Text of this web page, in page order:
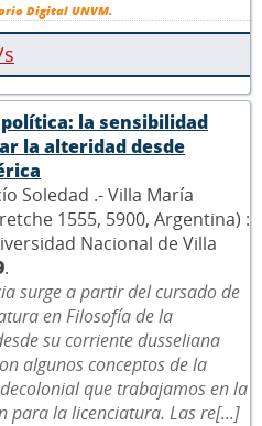
Digital UNVM.
la sensibilidad
la alteridad desde
Soledad .- Villa María
1555, 5900, Argentina) :
Nacional de Villa
.
surge a partir del cursado de
en Filosofía de la
su corriente dusseliana
algunos conceptos de la
que trabajamos en la
para la licenciatura. Las re[...]